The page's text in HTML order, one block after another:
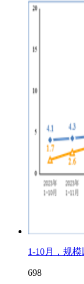
1-10月，规
698